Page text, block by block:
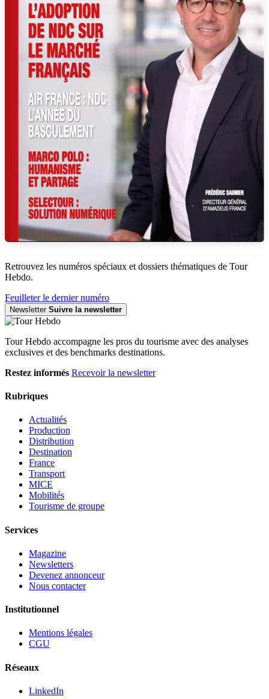
Retrouvez les numéros spéciaux et dossiers thématiques de Tour
Hebdo.
Feuilleter le dernier numéro
Newsletter Suivre la newsletter
Tour Hebdo accompagne les pros du tourisme avec des analyses
exclusives et des benchmarks destinations.
Restez informés Recevoir la newsletter
Rubriques
Actualités
Production
Distribution
Destination
France
Transport
MICE
Mobilités
Tourisme de groupe
Services
Magazine
Newsletters
Devenez annonceur
Nous contacter
Institutionnel
Mentions légales
CGU
Réseaux
LinkedIn